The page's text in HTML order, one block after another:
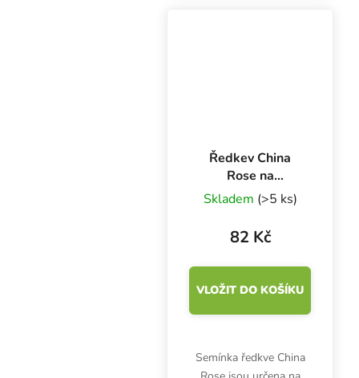
Ředkev China
Rose na
microgreens, 100
Skladem (>5 ks)
82 Kč
VLOŽIT DO KOŠÍKU
Semínka ředkve China